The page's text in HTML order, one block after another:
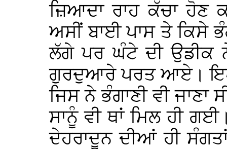
ਜ਼ਿਆਦਾ ਰਾਹ ਕੱਚਾ ਹੋਣ
ਅਸੀਂ ਬਾਈ ਪਾਸ ਤੇ ਕਿਸੇ
ਲੱਗੇ ਪਰ ਘੰਟੇ ਦੀ ਉਡੀਕ
ਗੁਰਦੁਆਰੇ ਪਰਤ ਆਏ।
ਜਿਸ ਨੇ ਭੰਗਾਣੀ ਵੀ ਜਾਣਾ
ਸਾਨੂੰ ਵੀ ਥਾਂ ਮਿਲ ਹੀ
ਦੇਹਰਾਦੂਨ ਦੀਆਂ ਹੀ